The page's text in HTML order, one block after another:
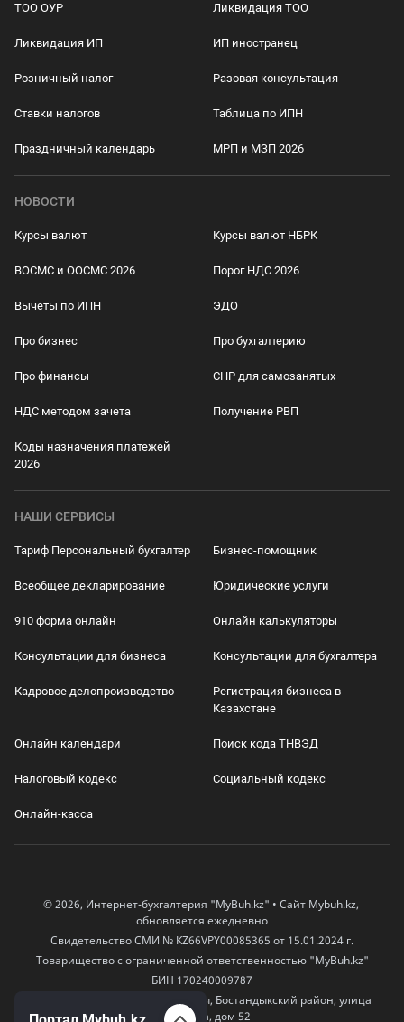
ТОО ОУР Ликвидация ТОО
Ликвидация ИП ИП иностранец
Розничный налог Разовая консультация
Ставки налогов Таблица по ИПН
Праздничный календарь МРП и МЗП 2026
НОВОСТИ
Курсы валют Курсы валют НБРК
ВОСМС и ООСМС 2026 Порог НДС 2026
Вычеты по ИПН ЭДО
Про бизнес Про бухгалтерию
Про финансы СНР для самозанятых
НДС методом зачета Получение РВП
Коды назначения платежей
2026
НАШИ СЕРВИСЫ
Тариф Персональный бухгалтер Бизнес-помощник
Всеобщее декларирование Юридические услуги
910 форма онлайн Онлайн калькуляторы
Консультации для бизнеса Консультации для бухгалтера
Кадровое делопроизводство
Регистрация бизнеса в
Казахстане
Онлайн календари Поиск кода ТНВЭД
Налоговый кодекс Социальный кодекс
Онлайн-касса
© 2026, Интернет-бухгалтерия "MyBuh.kz" • Сайт Mybuh.kz,
обновляется ежедневно
Свидетельство СМИ № KZ66VPY00085365 от 15.01.2024 г.
Товарищество с ограниченной ответственностью "MyBuh.kz"
БИН 170240009787
050000, Казахстан, город Алматы, Бостандыкский район, улица
Егизбаева, дом 52